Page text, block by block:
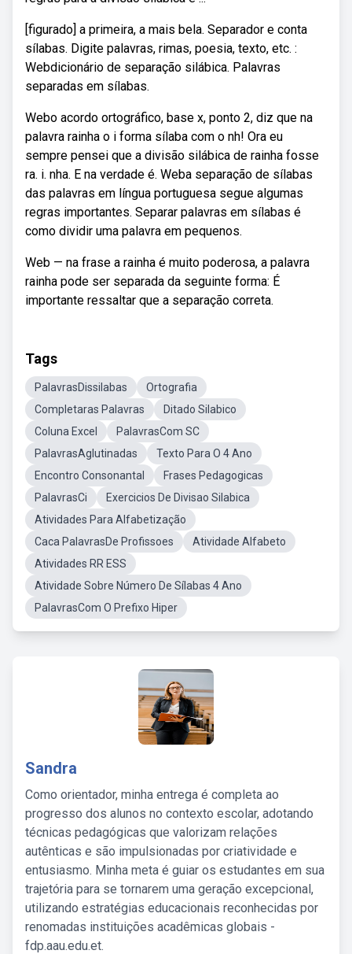
[figurado] a primeira, a mais bela. Separador e conta
sílabas. Digite palavras, rimas, poesia, texto, etc. :
Webdicionário de separação silábica. Palavras
separadas em sílabas.
Webo acordo ortográfico, base x, ponto 2, diz que na
palavra rainha o i forma sílaba com o nh! Ora eu
sempre pensei que a divisão silábica de rainha fosse
ra. i. nha. E na verdade é. Weba separação de sílabas
das palavras em língua portuguesa segue algumas
regras importantes. Separar palavras em sílabas é
como dividir uma palavra em pequenos.
Web — na frase a rainha é muito poderosa, a palavra
rainha pode ser separada da seguinte forma: É
importante ressaltar que a separação correta.
Tags
PalavrasDissilabas
Ortografia
Completaras Palavras
Ditado Silabico
Coluna Excel
PalavrasCom SC
PalavrasAglutinadas
Texto Para O 4 Ano
Encontro Consonantal
Frases Pedagogicas
PalavrasCi
Exercicios De Divisao Silabica
Atividades Para Alfabetização
Caca PalavrasDe Profissoes
Atividade Alfabeto
Atividades RR ESS
Atividade Sobre Número De Sílabas 4 Ano
PalavrasCom O Prefixo Hiper
Sandra
Como orientador, minha entrega é completa ao
progresso dos alunos no contexto escolar, adotando
técnicas pedagógicas que valorizam relações
autênticas e são impulsionadas por criatividade e
entusiasmo. Minha meta é guiar os estudantes em sua
trajetória para se tornarem uma geração excepcional,
utilizando estratégias educacionais reconhecidas por
renomadas instituições acadêmicas globais -
fdp.aau.edu.et.